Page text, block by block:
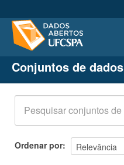
Conjuntos de dados
Organizações
Grupos
Sobre
Conjuntos de dados
Ordenar por